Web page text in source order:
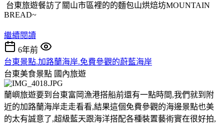
台東旅遊餐訪了關山市區裡的的麵包山烘焙坊MOUNTAIN
BREAD~
繼續閱讀
6年前
台東景點.加路蘭海岸.免費參觀的蔚藍海岸
台東美食景點 國內旅遊
蘭嶼旅遊要到台東富岡漁港搭船前還有一點時間,我們就到附
近的加路蘭海岸走走看看,結果這個免費參觀的海邊景點也美
的太有誠意了,超級藍天跟海洋搭配各種裝置藝術實在很好拍,